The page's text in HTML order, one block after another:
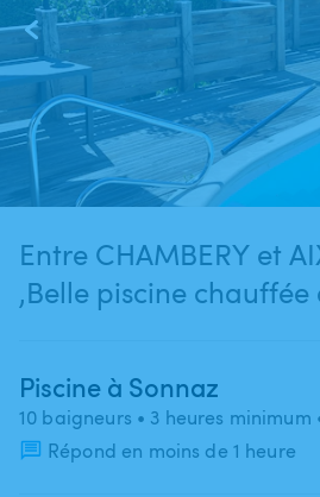
Entre CHAMBERY et
,Belle piscine chauffée
Nivolet Granier .
Piscine à Sonnaz
10 baigneurs • 3 heures minimum
Répond en moins de 1 heure